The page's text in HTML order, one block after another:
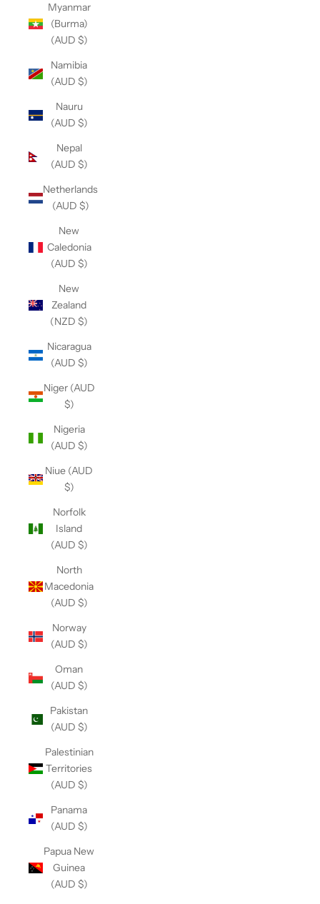
Myanmar
(Burma)
(AUD $)
Namibia
(AUD $)
Nauru
(AUD $)
Nepal
(AUD $)
Netherlands
(AUD $)
New
Caledonia
(AUD $)
New
Zealand
(NZD $)
Nicaragua
(AUD $)
Niger (AUD
$)
Nigeria
(AUD $)
Niue (AUD
$)
Norfolk
Island
(AUD $)
North
Macedonia
(AUD $)
Norway
(AUD $)
Oman
(AUD $)
Pakistan
(AUD $)
Palestinian
Territories
(AUD $)
Panama
(AUD $)
Papua New
Guinea
(AUD $)